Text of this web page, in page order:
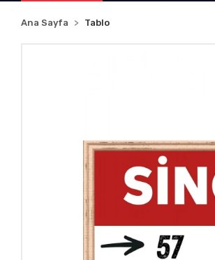
Ana Sayfa Tablo